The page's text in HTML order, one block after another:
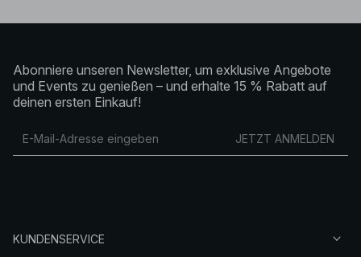
Abonniere unseren Newsletter, um exklusive Angebote
und Events zu genießen – und erhalte 15 % Rabatt auf
deinen ersten Einkauf!
JETZT ANMELDEN
KUNDENSERVICE